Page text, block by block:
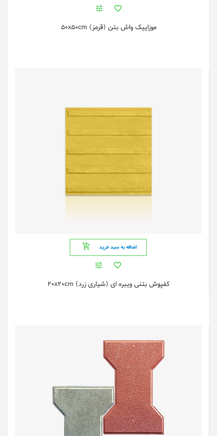
موزاییک واش بتن (قرمز) 50x50cm
اضافه به سبد خرید
کفپوش بتنی ویبره ای (شیاری زرد) 20x20cm